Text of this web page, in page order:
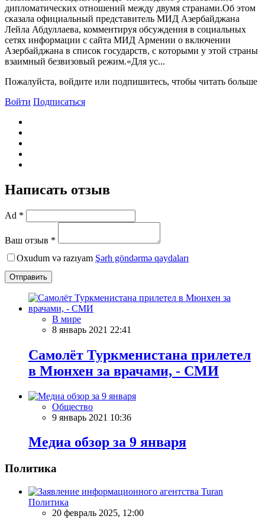
дипломатических отношений между двумя странами.Об этом
сказала официальный представитель МИД Азербайджана
Лейла Абдуллаева, комментируя обсуждения в социальных
сетях информации с сайта МИД Армении о включении
Азербайджана в список государств, с которыми у этой страны
взаимный безвизовый режим.«Для ус...
Пожалуйста, войдите или подпишитесь, чтобы читать больше
Войти Подписаться
Написать отзыв
Ad *
Ваш отзыв *
Oxudum və razıyam Şərh göndərmə qaydaları
Отправить
В мире
8 январь 2021 22:41
Самолёт Туркменистана прилетел
в Мюнхен за врачами, - СМИ
Общество
9 январь 2021 10:36
Meдиа обзор за 9 января
Политика
Политика
20 февраль 2025, 12:00